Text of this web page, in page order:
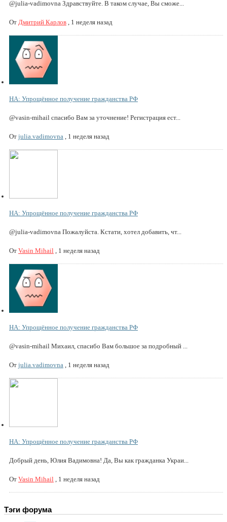
@julia-vadimovna Здравствуйте. В таком случае, Вы сможе...
От Дмитрий Карлов 1 неделя назад
НА: Упрощённое получение гражданства РФ
@vasin-mihail спасибо Вам за уточнение! Регистрация ест...
От julia.vadimovna 1 неделя назад
НА: Упрощённое получение гражданства РФ
@julia-vadimovna Пожалуйста. Кстати, хотел добавить, чт...
От Vasin Mihail 1 неделя назад
НА: Упрощённое получение гражданства РФ
@vasin-mihail Михаил, спасибо Вам большое за подробный ...
От julia.vadimovna 1 неделя назад
НА: Упрощённое получение гражданства РФ
Добрый день, Юлия Вадимовна! Да, Вы как гражданка Украи...
От Vasin Mihail 1 неделя назад
Тэги форума